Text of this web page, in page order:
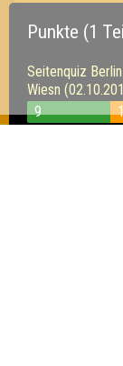
Punkte (1
Seitenquiz
Wiesn
9